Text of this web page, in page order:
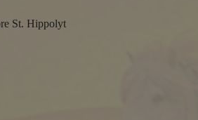
St. Hippolyt